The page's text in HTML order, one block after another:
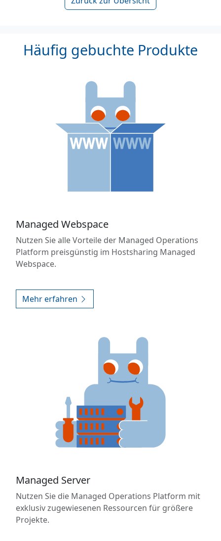
Häufig gebuchte Produkte
Managed Webspace
Nutzen Sie alle Vorteile der Managed Operations
Platform preisgünstig im Hostsharing Managed
Webspace.
Mehr erfahren
Managed Server
Nutzen Sie die Managed Operations Platform mit
exklusiv zugewiesenen Ressourcen für größere
Projekte.